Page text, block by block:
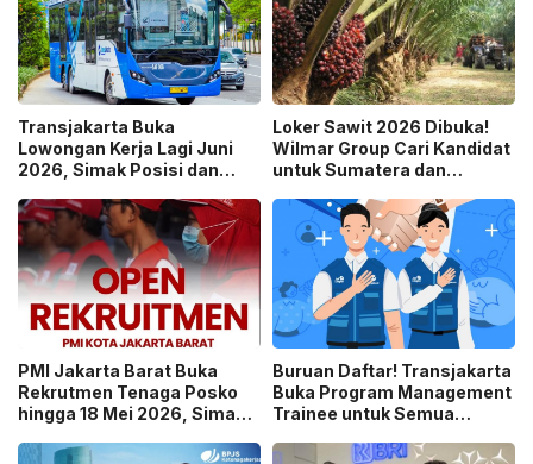
Transjakarta Buka
Lowongan Kerja Lagi Juni
2026, Simak Posisi dan
Loker Sawit 2026 Dibuka!
Wilmar Group Cari Kandidat
untuk Sumatera dan
Daftarnya
PMI Jakarta Barat Buka
Rekrutmen Tenaga Posko
hingga 18 Mei 2026, Simak
Buruan Daftar! Transjakarta
Buka Program Management
Trainee untuk Semua